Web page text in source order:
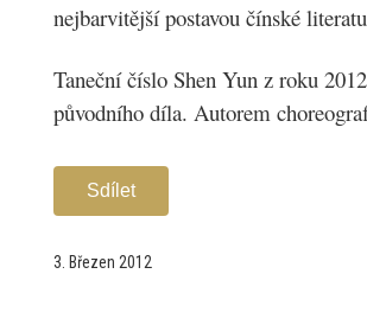
nejbarvitější postavou čínské
Taneční číslo Shen Yun z roku 2012
původního díla. Autorem
Sdílet
3. Březen 2012